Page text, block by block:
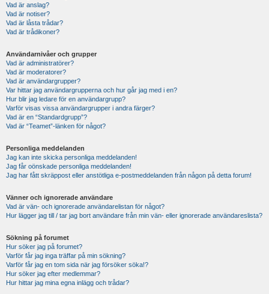
Vad är anslag?
Vad är notiser?
Vad är låsta trådar?
Vad är trådikoner?
Användarnivåer och grupper
Vad är administratörer?
Vad är moderatorer?
Vad är användargrupper?
Var hittar jag användargrupperna och hur går jag med i en?
Hur blir jag ledare för en användargrupp?
Varför visas vissa användargrupper i andra färger?
Vad är en “Standardgrupp”?
Vad är “Teamet”-länken för något?
Personliga meddelanden
Jag kan inte skicka personliga meddelanden!
Jag får oönskade personliga meddelanden!
Jag har fått skräppost eller anstötliga e-postmeddelanden från någon på detta forum!
Vänner och ignorerade användare
Vad är vän- och ignorerade användarelistan för något?
Hur lägger jag till / tar jag bort användare från min vän- eller ignorerade användareslista?
Sökning på forumet
Hur söker jag på forumet?
Varför får jag inga träffar på min sökning?
Varför får jag en tom sida när jag försöker söka!?
Hur söker jag efter medlemmar?
Hur hittar jag mina egna inlägg och trådar?